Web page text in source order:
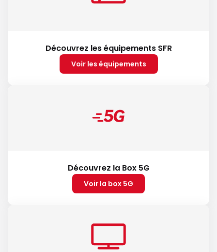
Découvrez les équipements SFR
Voir les équipements
Découvrez la Box 5G
Voir la box 5G